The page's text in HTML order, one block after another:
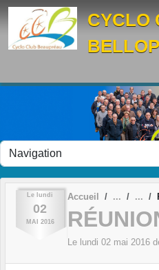
CYCLO
Le lundi
02
MAI 2016
Accueil
Le lundi 02 mai 2016
Panneau de gestion des cookies